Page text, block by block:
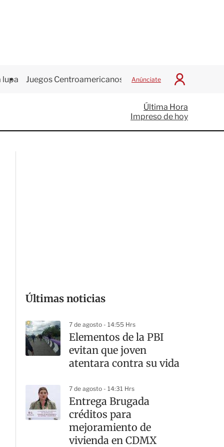
lupa Juegos Centroamericanos Anúnciate
I
c
i
a
Última Hora
Impreso de hoy
Últimas noticias
7 de agosto - 14:55 Hrs
Elementos de la PBI
evitan que joven
atentara contra su vida
7 de agosto - 14:31 Hrs
Entrega Brugada
créditos para
mejoramiento de
vivienda en CDMX